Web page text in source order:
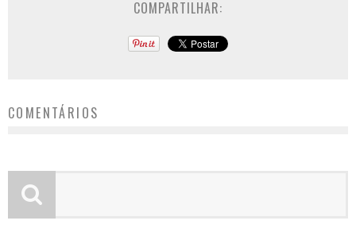
COMPARTILHAR:
COMENTÁRIOS